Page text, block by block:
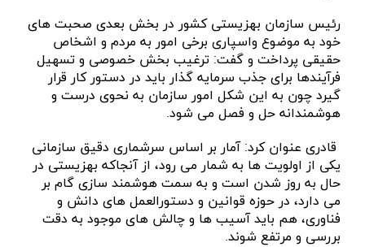
رئیس سازمان بهزیستی کشور در بخش بعدی صحبت های
خود به موضوع واسپاری برخی امور به مردم و اشخاص
حقیقی پرداخت و گفت: ترغیب بخش خصوصی و تسهیل
فرآیندها برای جذب سرمایه گذار باید در دستور کار قرار
گیرد چون به این شکل امور سازمان به نحوی درست و
هوشمندانه حل و فصل می شود.
قادری عنوان کرد: آمار بر اساس سرشماری دقیق سازمانی
یکی از اولویت ها به شمار می رود، از آنجاکه بهزیستی در
حال به روز شدن است و به سمت هوشمند سازی گام‌ بر
می دارد، در حوزه قوانین و دستورالعمل های دانش و
فناوری، هم باید آسیب ها و چالش های موجود به دقت
بررسی و مرتفع شوند.